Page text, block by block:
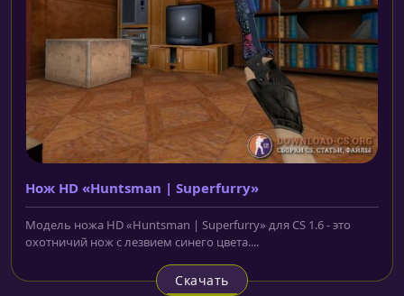
Нож HD «Huntsman | Superfurry»
Модель ножа HD «Huntsman | Superfurry» для CS 1.6 - это
охотничий нож с лезвием синего цвета....
Скачать